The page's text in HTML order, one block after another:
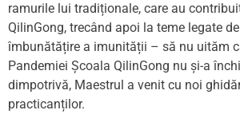
ramurile lui tradiționale, care au
QilinGong, trecând apoi la teme legate
îmbunătățire a imunității – să nu uităm
Pandemiei Școala QilinGong nu și-a
dimpotrivă, Maestrul a venit cu noi
practicanților.